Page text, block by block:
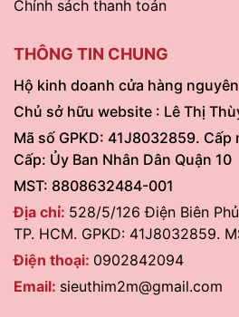
Chính sách thanh toán
THÔNG TIN CHUNG
Hộ kinh doanh cửa hàng
Chủ sở hữu website : Lê Thị
Mã số GPKD: 41J8032859.
Cấp: Ủy Ban Nhân Dân Quận 10
MST: 8808632484-001
Địa chỉ: 528/5/126 Điện Biên
TP. HCM. GPKD: 41J8032859.
Điện thoại: 0902842094
Email: sieuthim2m@gmail.com